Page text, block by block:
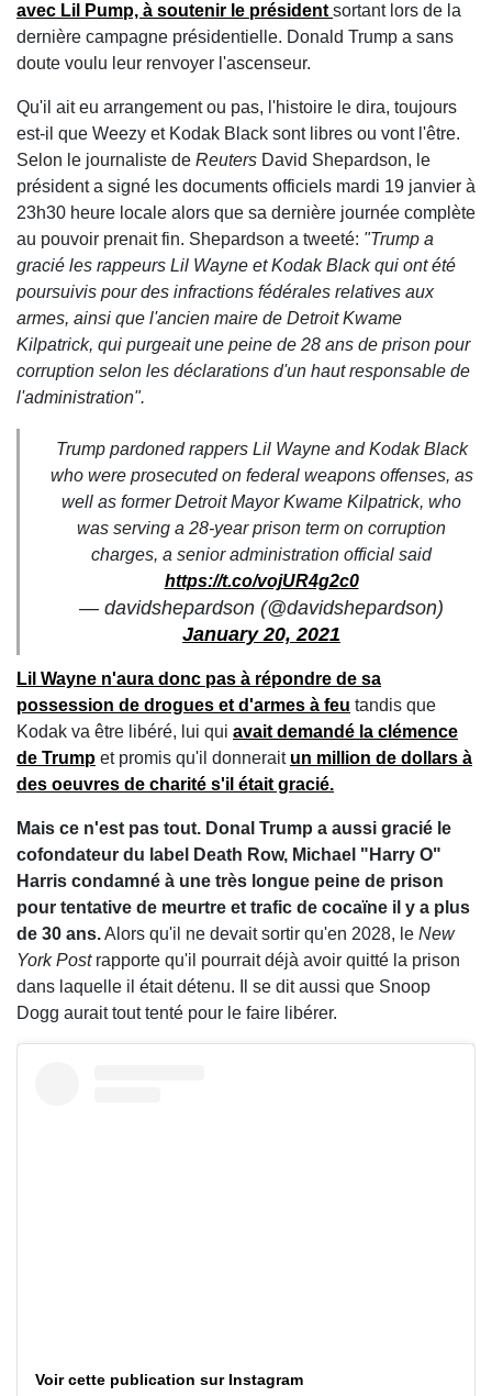
avec Lil Pump, à soutenir le président sortant lors de la
dernière campagne présidentielle. Donald Trump a sans
doute voulu leur renvoyer l'ascenseur.
Qu'il ait eu arrangement ou pas, l'histoire le dira, toujours
est-il que Weezy et Kodak Black sont libres ou vont l'être.
Selon le journaliste de Reuters David Shepardson, le
président a signé les documents officiels mardi 19 janvier à
23h30 heure locale alors que sa dernière journée complète
au pouvoir prenait fin. Shepardson a tweeté: "Trump a
gracié les rappeurs Lil Wayne et Kodak Black qui ont été
poursuivis pour des infractions fédérales relatives aux
armes, ainsi que l'ancien maire de Detroit Kwame
Kilpatrick, qui purgeait une peine de 28 ans de prison pour
corruption selon les déclarations d'un haut responsable de
l'administration".
Trump pardoned rappers Lil Wayne and Kodak Black
who were prosecuted on federal weapons offenses, as
well as former Detroit Mayor Kwame Kilpatrick, who
was serving a 28-year prison term on corruption
charges, a senior administration official said
https://t.co/vojUR4g2c0
— davidshepardson (@davidshepardson)
January 20, 2021
Lil Wayne n'aura donc pas à répondre de sa
possession de drogues et d'armes à feu tandis que
Kodak va être libéré, lui qui avait demandé la clémence
de Trump et promis qu'il donnerait un million de dollars à
des oeuvres de charité s'il était gracié.
Mais ce n'est pas tout. Donal Trump a aussi gracié le
cofondateur du label Death Row, Michael "Harry O"
Harris condamné à une très longue peine de prison
pour tentative de meurtre et trafic de cocaïne il y a plus
de 30 ans.Alors qu'il ne devait sortir qu'en 2028, le New
York Postrapporte qu'il pourrait déjà avoir quitté la prison
dans laquelle il était détenu. Il se dit aussi que Snoop
Dogg aurait tout tenté pour le faire libérer.
Voir cette publication sur Instagram